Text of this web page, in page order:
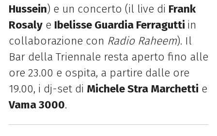
Hussein) e un concerto (il live di Frank
Rosalye Ibelisse Guardia Ferragutti in
collaborazione con Radio Raheem). Il
Bar della Triennale resta aperto fino alle
ore 23.00 e ospita, a partire dalle ore
19.00, i dj-set di Michele Stra Marchetti e
Vama 3000.